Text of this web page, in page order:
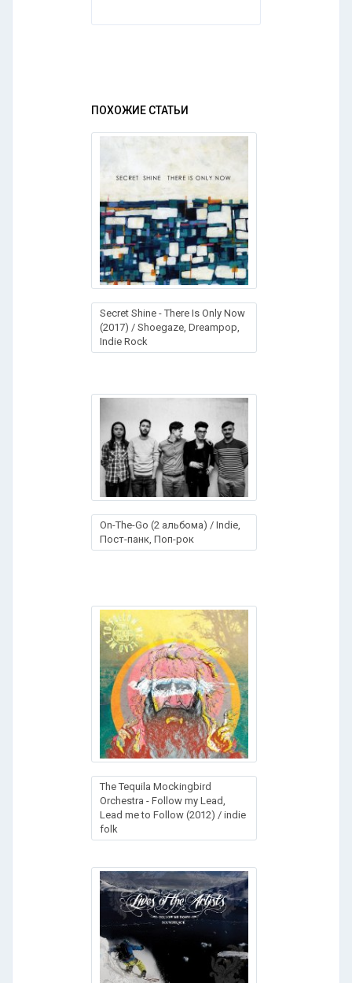
ПОХОЖИЕ СТАТЬИ
Secret Shine - There Is Only Now
(2017) / Shoegaze, Dreampop,
Indie Rock
On-The-Go (2 альбома) / Indie,
Пост-панк, Поп-рок
The Tequila Mockingbird
Orchestra - Follow my Lead,
Lead me to Follow (2012) / indie
folk